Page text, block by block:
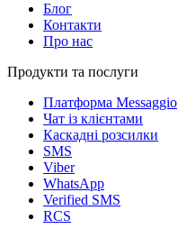
Блог
Контакти
Про нас
Продукти та послуги
Платформа Messaggio
Чат із клієнтами
Каскадні розсилки
SMS
Viber
WhatsApp
Verified SMS
RCS